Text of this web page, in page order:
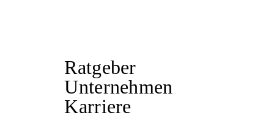
Ratgeber
Unternehmen
Karriere